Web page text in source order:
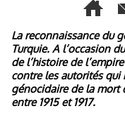
La reconnaissance du
Turquie. A l’occasion
de l’histoire de
contre les autorités qui
génocidaire de la mort
entre 1915 et 1917.